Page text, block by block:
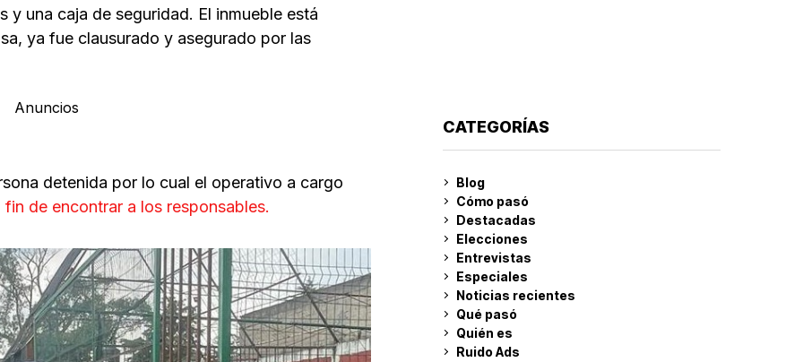
una caja de seguridad. El inmueble está
ya fue clausurado y asegurado por las
Anuncios
detenida por lo cual el operativo a cargo
de encontrar a los responsables.
CATEGORÍAS
Blog
Cómo pasó
Destacadas
Elecciones
Entrevistas
Especiales
Noticias recientes
Qué pasó
Quién es
Ruido Ads